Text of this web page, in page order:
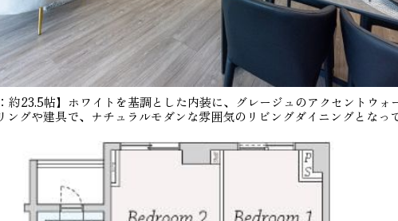
23.5帖】ホワイトを基調とした内装に、グレージュのアクセントウォ
ングや建具で、ナチュラルモダンな雰囲気のリビングダイニングとなっ